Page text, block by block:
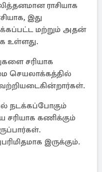
ராசியாக
இது
மற்றும் அதன்
உள்ளது.
சரியாக
செயலாக்கத்தில்
நடக்கப்போகும்
சரியாக கணிக்கும்
இருக்கும்.